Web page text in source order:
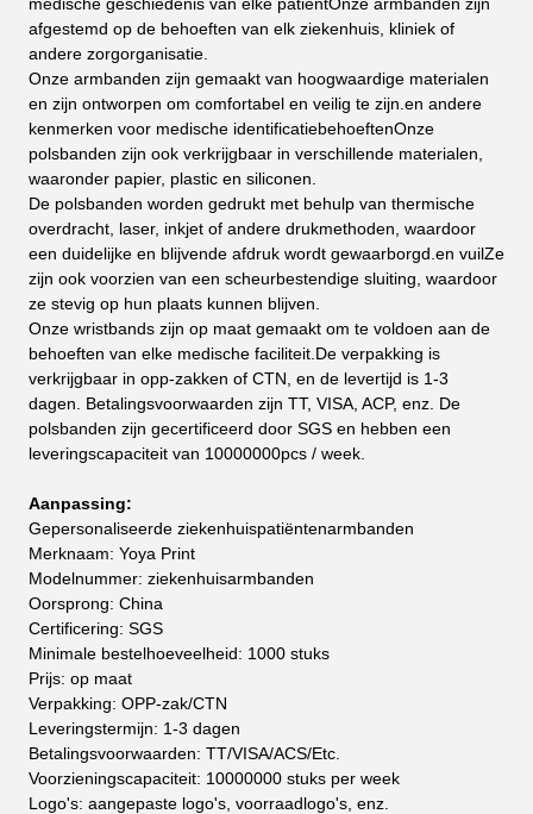
afgestemd op de behoeften van elk ziekenhuis, kliniek of
andere zorgorganisatie.
Onze armbanden zijn gemaakt van hoogwaardige materialen
en zijn ontworpen om comfortabel en veilig te zijn.en andere
kenmerken voor medische identificatiebehoeftenOnze
polsbanden zijn ook verkrijgbaar in verschillende materialen,
waaronder papier, plastic en siliconen.
De polsbanden worden gedrukt met behulp van thermische
overdracht, laser, inkjet of andere drukmethoden, waardoor
een duidelijke en blijvende afdruk wordt gewaarborgd.en vuilZe
zijn ook voorzien van een scheurbestendige sluiting, waardoor
ze stevig op hun plaats kunnen blijven.
Onze wristbands zijn op maat gemaakt om te voldoen aan de
behoeften van elke medische faciliteit.De verpakking is
verkrijgbaar in opp-zakken of CTN, en de levertijd is 1-3
dagen. Betalingsvoorwaarden zijn TT, VISA, ACP, enz. De
polsbanden zijn gecertificeerd door SGS en hebben een
leveringscapaciteit van 10000000pcs / week.
Aanpassing:
Gepersonaliseerde ziekenhuispatiëntenarmbanden
Merknaam: Yoya Print
Modelnummer: ziekenhuisarmbanden
Oorsprong: China
Certificering: SGS
Minimale bestelhoeveelheid: 1000 stuks
Prijs: op maat
Verpakking: OPP-zak/CTN
Leveringstermijn: 1-3 dagen
Betalingsvoorwaarden: TT/VISA/ACS/Etc.
Voorzieningscapaciteit: 10000000 stuks per week
Logo's: aangepaste logo's, voorraadlogo's, enz.